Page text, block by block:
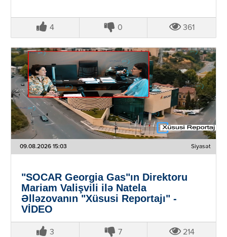
4 0 361
09.08.2026 15:03 Siyasət
"SOCAR Georgia Gas"ın Direktoru
Mariam Valişvili ilə Natela
Əlləzovanın "Xüsusi Reportajı" -
VİDEO
3 7 214